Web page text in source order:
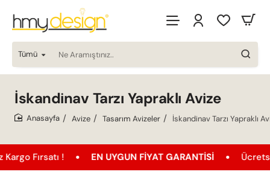
Tümü
Ne
Aramıştınız..
İskandinav Tarzı Yapraklı Avize
Avize Tasarım Avizeler İskandinav Tarzı Yapraklı
! EN UYGUN FIYAT GARANTISI Ücretsiz Kargo